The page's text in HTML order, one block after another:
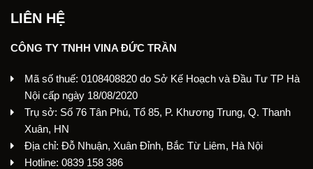
LIÊN HỆ
CÔNG TY TNHH VINA ĐỨC TRẦN
Mã số thuế: 0108408820 do Sở Kế Hoạch và Đầu Tư TP Hà
Nội cấp ngày 18/08/2020
Trụ sở: Số 76 Tân Phú, Tổ 85, P. Khương Trung, Q. Thanh
Xuân, HN
Địa chỉ: Đỗ Nhuận, Xuân Đỉnh, Bắc Từ Liêm, Hà Nội
Hotline: 0839 158 386